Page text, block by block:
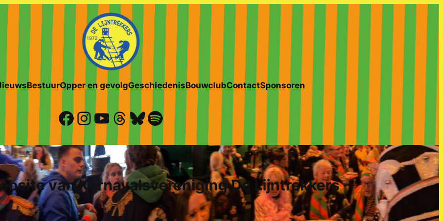
BestuurOpper en gevolgGeschiedenisBouwclubContactSponsoren
Facebook
Instagram
YouTube
Threads
Bluesky
Spotify
van Karnavalsvereniging De Lijntrekkers